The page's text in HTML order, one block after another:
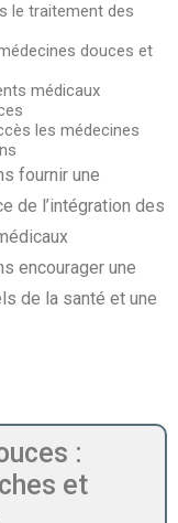
le traitement des
douces et
médicaux
les médecines
fournir une
de l’intégration des
encourager une
de la santé et une
:
et